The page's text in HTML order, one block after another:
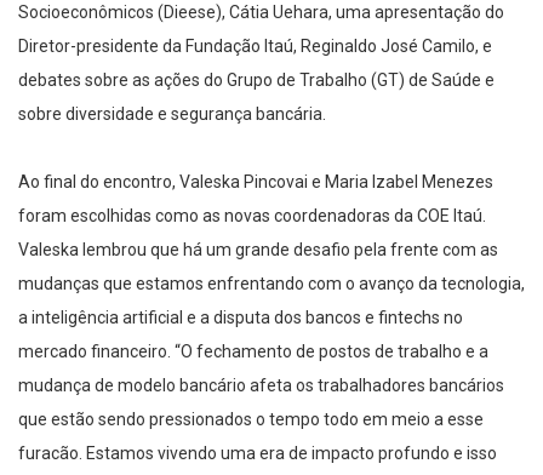
Socioeconômicos (Dieese), Cátia Uehara, uma apresentação do
Diretor-presidente da Fundação Itaú, Reginaldo José Camilo, e
debates sobre as ações do Grupo de Trabalho (GT) de Saúde e
sobre diversidade e segurança bancária.
Ao final do encontro, Valeska Pincovai e Maria Izabel Menezes
foram escolhidas como as novas coordenadoras da COE Itaú.
Valeska lembrou que há um grande desafio pela frente com as
mudanças que estamos enfrentando com o avanço da tecnologia,
a inteligência artificial e a disputa dos bancos e fintechs no
mercado financeiro. “O fechamento de postos de trabalho e a
mudança de modelo bancário afeta os trabalhadores bancários
que estão sendo pressionados o tempo todo em meio a esse
furacão. Estamos vivendo uma era de impacto profundo e isso